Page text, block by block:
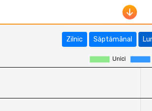
se situează în
,e-redoo.ro,
Totuși, rămâne semnificativ sub
vasileruscior.roa reușit să
potențial bun de creștere organică,
Zilnic Săptămânal